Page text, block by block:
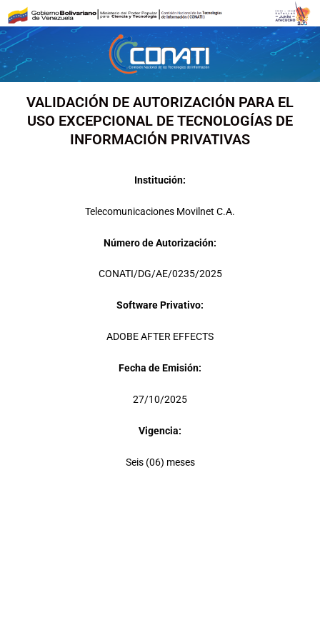
contenido
VALIDACIÓN DE AUTORIZACIÓN PARA EL
USO EXCEPCIONAL DE TECNOLOGÍAS DE
INFORMACIÓN PRIVATIVAS
Institución:
Telecomunicaciones Movilnet C.A.
Número de Autorización:
CONATI/DG/AE/0235/2025
Software Privativo:
ADOBE AFTER EFFECTS
Fecha de Emisión:
27/10/2025
Vigencia:
Seis (06) meses